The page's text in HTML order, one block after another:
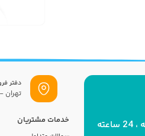
دفتر
تهران
7 روز هفته ، 24 ساعته
خدمات مشتریان